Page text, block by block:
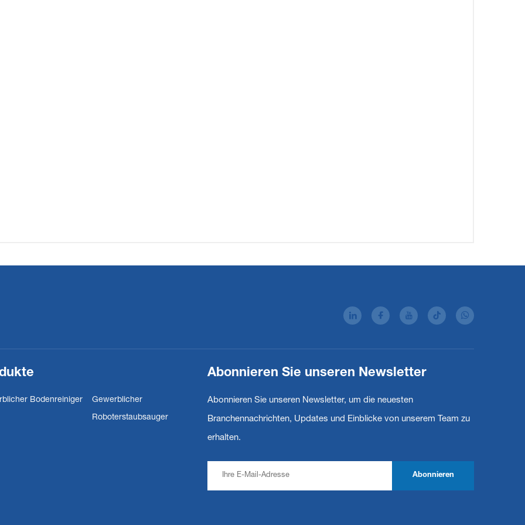
Bodenreiniger Gewerblicher
Roboterstaubsauger
Abonnieren Sie unseren Newsletter
Abonnieren Sie unseren Newsletter, um die neuesten
Branchennachrichten, Updates und Einblicke von unserem Team zu
erhalten.
Abonnieren